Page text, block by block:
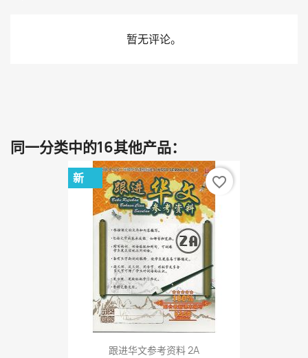
暂无评论。
同一分类中的16其他产品：
跟进华文参考资料 2A
新 favorite_border